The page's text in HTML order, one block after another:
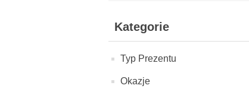
Kategorie
Typ Prezentu
Okazje